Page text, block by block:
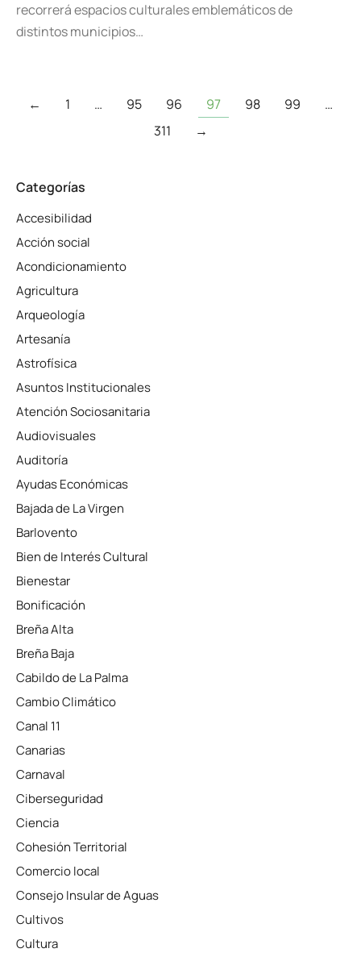
recorrerá espacios culturales emblemáticos de
distintos municipios…
← 1 … 95 96 97 98 99
…
311
→
Categorías
Accesibilidad
Acción social
Acondicionamiento
Agricultura
Arqueología
Artesanía
Astrofísica
Asuntos Institucionales
Atención Sociosanitaria
Audiovisuales
Auditoría
Ayudas Económicas
Bajada de La Virgen
Barlovento
Bien de Interés Cultural
Bienestar
Bonificación
Breña Alta
Breña Baja
Cabildo de La Palma
Cambio Climático
Canal 11
Canarias
Carnaval
Ciberseguridad
Ciencia
Cohesión Territorial
Comercio local
Consejo Insular de Aguas
Cultivos
Cultura